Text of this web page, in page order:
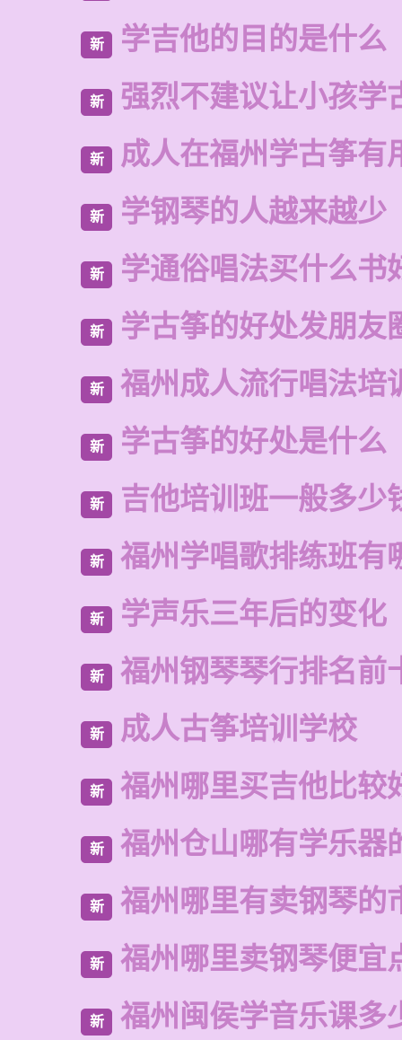
新 学吉他的目的是什么
新 强烈不建议让小孩学
新 成人在福州学古筝有
新 学钢琴的人越来越少
新 学通俗唱法买什么书
新 学古筝的好处发朋友
新 福州成人流行唱法培
新 学古筝的好处是什么
新 吉他培训班一般多少
新 福州学唱歌排练班有
新 学声乐三年后的变化
新 福州钢琴琴行排名前
新 成人古筝培训学校
新 福州哪里买吉他比较
新 福州仓山哪有学乐器
新 福州哪里有卖钢琴的
新 福州哪里卖钢琴便宜
新 福州闽侯学音乐课多